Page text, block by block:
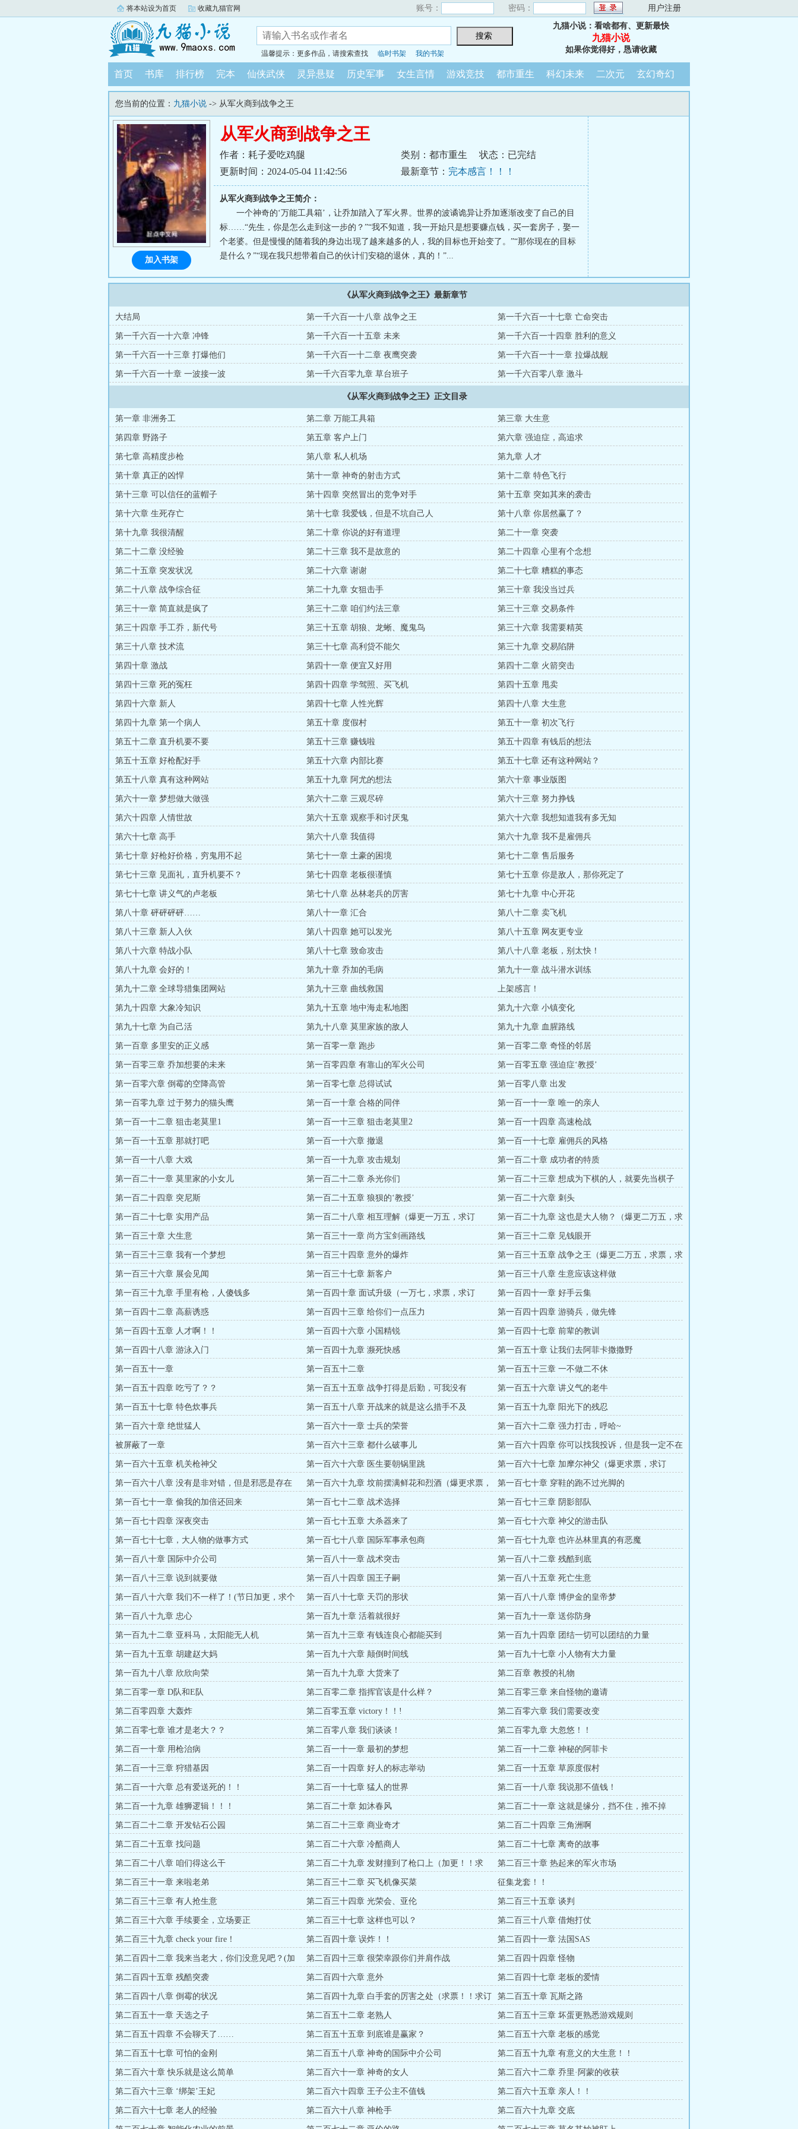
将本站设为首页 收藏九猫官网 账号： 密码： 用户注册
温馨提示：更多作品，请搜索查找 临时书架 我的书架
九猫小说：看啥都有、更新最快
九猫小说
如果你觉得好，恳请收藏
首页 书库 排行榜 完本 仙侠武侠 灵异悬疑 历史军事 女生言情 游戏竞技 都市重生 科幻未来 二次元 玄幻奇幻
您当前的位置： 九猫小说 -> 从军火商到战争之王
从军火商到战争之王
作者：耗子爱吃鸡腿 类别：都市重生
状态：已完结
更新时间：2024-05-04 11:42:56
最新章节： 完本感言！！！
从军火商到战争之王简介：
一个神奇的‘万能工具箱’，让乔加踏入了军火界。世界的波谲诡异让乔加逐渐改变了自己的目
标……“先生，你是怎么走到这一步的？”“我不知道，我一开始只是想要赚点钱，买一套房子，娶一
个老婆。但是慢慢的随着我的身边出现了越来越多的人，我的目标也开始变了。”“那你现在的目标
是什么？”“现在我只想带着自己的伙计们安稳的退休，真的！”...
加入书架
《从军火商到战争之王》最新章节
大结局 第一千六百一十八章 战争之王 第一千六百一十七章 亡命突击
第一千六百一十六章 冲锋 第一千六百一十五章 未来 第一千六百一十四章 胜利的意义
第一千六百一十三章 打爆他们 第一千六百一十二章 夜鹰突袭 第一千六百一十一章 拉爆战舰
第一千六百一十章 一波接一波 第一千六百零九章 草台班子 第一千六百零八章 激斗
《从军火商到战争之王》正文目录
第一章 非洲务工 第二章 万能工具箱 第三章 大生意
第四章 野路子 第五章 客户上门 第六章 强迫症，高追求
第七章 高精度步枪 第八章 私人机场 第九章 人才
第十章 真正的凶悍 第十一章 神奇的射击方式 第十二章 特色飞行
第十三章 可以信任的蓝帽子 第十四章 突然冒出的竞争对手 第十五章 突如其来的袭击
第十六章 生死存亡 第十七章 我爱钱，但是不坑自己人 第十八章 你居然赢了？
第十九章 我很清醒 第二十章 你说的好有道理 第二十一章 突袭
第二十二章 没经验 第二十三章 我不是故意的 第二十四章 心里有个念想
第二十五章 突发状况 第二十六章 谢谢 第二十七章 糟糕的事态
第二十八章 战争综合征 第二十九章 女狙击手 第三十章 我没当过兵
第三十一章 简直就是疯了 第三十二章 咱们约法三章 第三十三章 交易条件
第三十四章 手工乔，新代号 第三十五章 胡狼、龙蜥、魔鬼鸟 第三十六章 我需要精英
第三十八章 技术流 第三十七章 高利贷不能欠 第三十九章 交易陷阱
第四十章 激战 第四十一章 便宜又好用 第四十二章 火箭突击
第四十三章 死的冤枉 第四十四章 学驾照、买飞机 第四十五章 甩卖
第四十六章 新人 第四十七章 人性光辉 第四十八章 大生意
第四十九章 第一个病人 第五十章 度假村 第五十一章 初次飞行
第五十二章 直升机要不要 第五十三章 赚钱啦 第五十四章 有钱后的想法
第五十五章 好枪配好手 第五十六章 内部比赛 第五十七章 还有这种网站？
第五十八章 真有这种网站 第五十九章 阿尤的想法 第六十章 事业版图
第六十一章 梦想做大做强 第六十二章 三观尽碎 第六十三章 努力挣钱
第六十四章 人情世故 第六十五章 观察手和讨厌鬼 第六十六章 我想知道我有多无知
第六十七章 高手 第六十八章 我值得 第六十九章 我不是雇佣兵
第七十章 好枪好价格，穷鬼用不起 第七十一章 土豪的困境 第七十二章 售后服务
第七十三章 见面礼，直升机要不？ 第七十四章 老板很谨慎 第七十五章 你是敌人，那你死定了
第七十七章 讲义气的卢老板 第七十八章 丛林老兵的厉害 第七十九章 中心开花
第八十章 砰砰砰砰…… 第八十一章 汇合 第八十二章 卖飞机
第八十三章 新人入伙 第八十四章 她可以发光 第八十五章 网友更专业
第八十六章 特战小队 第八十七章 致命攻击 第八十八章 老板，别太快！
第八十九章 会好的！ 第九十章 乔加的毛病 第九十一章 战斗潜水训练
第九十二章 全球导猎集团网站 第九十三章 曲线救国 上架感言！
第九十四章 大象冷知识 第九十五章 地中海走私地图 第九十六章 小镇变化
第九十七章 为自己活 第九十八章 莫里家族的敌人 第九十九章 血腥路线
第一百章 多里安的正义感 第一百零一章 跑步 第一百零二章 奇怪的邻居
第一百零三章 乔加想要的未来 第一百零四章 有靠山的军火公司 第一百零五章 强迫症‘教授’
第一百零六章 倒霉的空降高管 第一百零七章 总得试试 第一百零八章 出发
第一百零九章 过于努力的猫头鹰 第一百一十章 合格的同伴 第一百一十一章 唯一的亲人
第一百一十二章 狙击老莫里1 第一百一十三章 狙击老莫里2 第一百一十四章 高速枪战
第一百一十五章 那就打吧 第一百一十六章 撤退 第一百一十七章 雇佣兵的风格
第一百一十八章 大戏 第一百一十九章 攻击规划 第一百二十章 成功者的特质
第一百二十一章 莫里家的小女儿 第一百二十二章 杀光你们 第一百二十三章 想成为下棋的人，就要先当棋子
第一百二十四章 突尼斯 第一百二十五章 狼狈的‘教授’ 第一百二十六章 刺头
第一百二十七章 实用产品
第一百二十八章 相互理解（爆更一万五，求订
阅！！）
第一百二十九章 这也是大人物？（爆更二万五，求
票，求订阅！！）
第一百三十章 大生意 第一百三十一章 尚方宝剑画路线 第一百三十二章 见钱眼开
第一百三十三章 我有一个梦想 第一百三十四章 意外的爆炸
第一百三十五章 战争之王（爆更二万五，求票，求
订阅！！）
第一百三十六章 展会见闻 第一百三十七章 新客户 第一百三十八章 生意应该这样做
第一百三十九章 手里有枪，人傻钱多
第一百四十章 面试升级（一万七，求票，求订
阅！！）
第一百四十一章 好手云集
第一百四十二章 高薪诱惑 第一百四十三章 给你们一点压力 第一百四十四章 游骑兵，做先锋
第一百四十五章 人才啊！！ 第一百四十六章 小国精锐 第一百四十七章 前辈的教训
第一百四十八章 游泳入门 第一百四十九章 濒死快感 第一百五十章 让我们去阿菲卡撒撒野
第一百五十一章 第一百五十二章 第一百五十三章 一不做二不休
第一百五十四章 吃亏了？？ 第一百五十五章 战争打得是后勤，可我没有 第一百五十六章 讲义气的老牛
第一百五十七章 特色炊事兵 第一百五十八章 开战来的就是这么措手不及 第一百五十九章 阳光下的残忍
第一百六十章 绝世猛人 第一百六十一章 士兵的荣誉 第一百六十二章 强力打击，呼哈~
被屏蔽了一章 第一百六十三章 都什么破事儿 第一百六十四章 你可以找我投诉，但是我一定不在
第一百六十五章 机关枪神父 第一百六十六章 医生要朝锅里跳
第一百六十七章 加摩尔神父（爆更求票，求订
阅！！）
第一百六十八章 没有是非对错，但是邪恶是存在
的！（爆更求票，求订阅！！）
第一百六十九章 坟前摆满鲜花和烈酒（爆更求票，
求订阅！！）
第一百七十章 穿鞋的跑不过光脚的
第一百七十一章 偷我的加倍还回来 第一百七十二章 战术选择 第一百七十三章 阴影部队
第一百七十四章 深夜突击 第一百七十五章 大杀器来了 第一百七十六章 神父的游击队
第一百七十七章，大人物的做事方式 第一百七十八章 国际军事承包商 第一百七十九章 也许丛林里真的有恶魔
第一百八十章 国际中介公司 第一百八十一章 战术突击 第一百八十二章 残酷到底
第一百八十三章 说到就要做 第一百八十四章 国王子嗣 第一百八十五章 死亡生意
第一百八十六章 我们不一样了！(节日加更，求个
票！！！）
第一百八十七章 天罚的形状 第一百八十八章 博伊金的皇帝梦
第一百八十九章 忠心 第一百九十章 活着就很好 第一百九十一章 送你防身
第一百九十二章 亚科马，太阳能无人机 第一百九十三章 有钱连良心都能买到 第一百九十四章 团结一切可以团结的力量
第一百九十五章 胡建赵大妈 第一百九十六章 颠倒时间线 第一百九十七章 小人物有大力量
第一百九十八章 欣欣向荣 第一百九十九章 大货来了 第二百章 教授的礼物
第二百零一章 D队和E队 第二百零二章 指挥官该是什么样？ 第二百零三章 来自怪物的邀请
第二百零四章 大轰炸 第二百零五章 victory！！! 第二百零六章 我们需要改变
第二百零七章 谁才是老大？？ 第二百零八章 我们谈谈！ 第二百零九章 大忽悠！！
第二百一十章 用枪治病 第二百一十一章 最初的梦想 第二百一十二章 神秘的阿菲卡
第二百一十三章 狩猎基因 第二百一十四章 好人的标志举动 第二百一十五章 草原度假村
第二百一十六章 总有爱送死的！！ 第二百一十七章 猛人的世界 第二百一十八章 我说那不值钱！
第二百一十九章 雄狮逻辑！！！ 第二百二十章 如沐春风 第二百二十一章 这就是缘分，挡不住，推不掉
第二百二十二章 开发钻石公园 第二百二十三章 商业奇才 第二百二十四章 三角洲啊
第二百二十五章 找问题 第二百二十六章 冷酷商人 第二百二十七章 离奇的故事
第二百二十八章 咱们得这么干
第二百二十九章 发财撞到了枪口上（加更！！求
票！求订阅！！）
第二百三十章 热起来的军火市场
第二百三十一章 来啦老弟 第二百三十二章 买飞机像买菜 征集龙套！！
第二百三十三章 有人抢生意 第二百三十四章 光荣会、亚伦 第二百三十五章 谈判
第二百三十六章 手续要全，立场要正 第二百三十七章 这样也可以？ 第二百三十八章 借炮打仗
第二百三十九章 check your fire！ 第二百四十章 误炸！！ 第二百四十一章 法国SAS
第二百四十二章 我来当老大，你们没意见吧？(加
更，求订阅，求票！！）
第二百四十三章 很荣幸跟你们并肩作战 第二百四十四章 怪物
第二百四十五章 残酷突袭 第二百四十六章 意外 第二百四十七章 老板的爱情
第二百四十八章 倒霉的状况
第二百四十九章 白手套的厉害之处（求票！！求订
阅！！）
第二百五十章 瓦斯之路
第二百五十一章 天选之子 第二百五十二章 老熟人 第二百五十三章 坏蛋更熟悉游戏规则
第二百五十四章 不会聊天了…… 第二百五十五章 到底谁是赢家？ 第二百五十六章 老板的感觉
第二百五十七章 可怕的金刚 第二百五十八章 神奇的国际中介公司 第二百五十九章 有意义的大生意！！
第二百六十章 快乐就是这么简单 第二百六十一章 神奇的女人 第二百六十二章 乔里·阿蒙的收获
第二百六十三章 ‘绑架’王妃 第二百六十四章 王子公主不值钱 第二百六十五章 亲人！！
第二百六十七章 老人的经验 第二百六十八章 神枪手 第二百六十九章 交底